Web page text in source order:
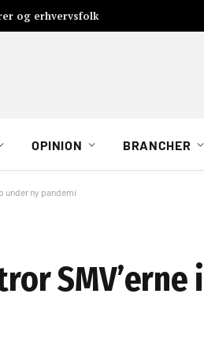
og erhvervsfolk
OPINION BRANCHER
under ny pandemi